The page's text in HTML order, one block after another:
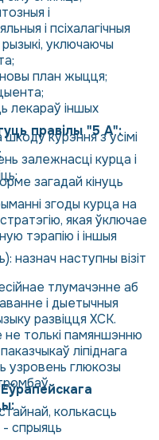
і
і псіхалагічныя
уключаючы
план жыцця;
лекараў іншых
правілы "5 А":
курэння з усімі
залежнасці курца і
загадай кінуць
згоды курца на
якая ўключае
тэрапію і іншыя
назнач наступны візіт
тлумачэнне аб
і дыетычныя
развіцця ХСК.
не толькі памяншэнню
ліпіднага
узровень глюкозы
колькасць
- спрыяць